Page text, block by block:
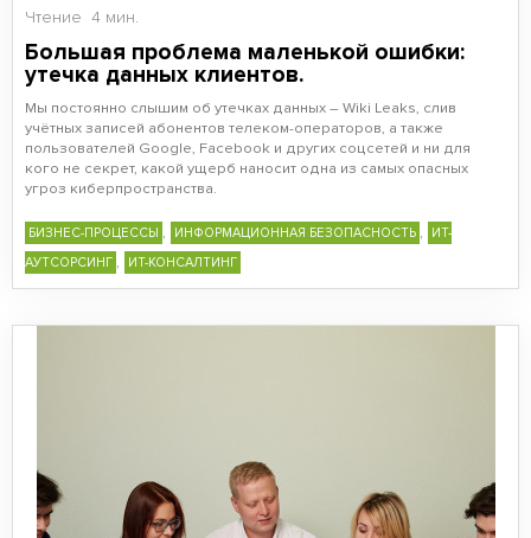
Чтение 4 мин.
Большая проблема маленькой ошибки:
утечка данных клиентов.
Мы постоянно слышим об утечках данных – Wiki Leaks, слив
учётных записей абонентов телеком-операторов, а также
пользователей Google, Facebook и других соцсетей и ни для
кого не секрет, какой ущерб наносит одна из самых опасных
угроз киберпространства.
БИЗНЕС-ПРОЦЕССЫ , ИНФОРМАЦИОННАЯ БЕЗОПАСНОСТЬ ,
ИТ-
АУТСОРСИНГ , ИТ-КОНСАЛТИНГ